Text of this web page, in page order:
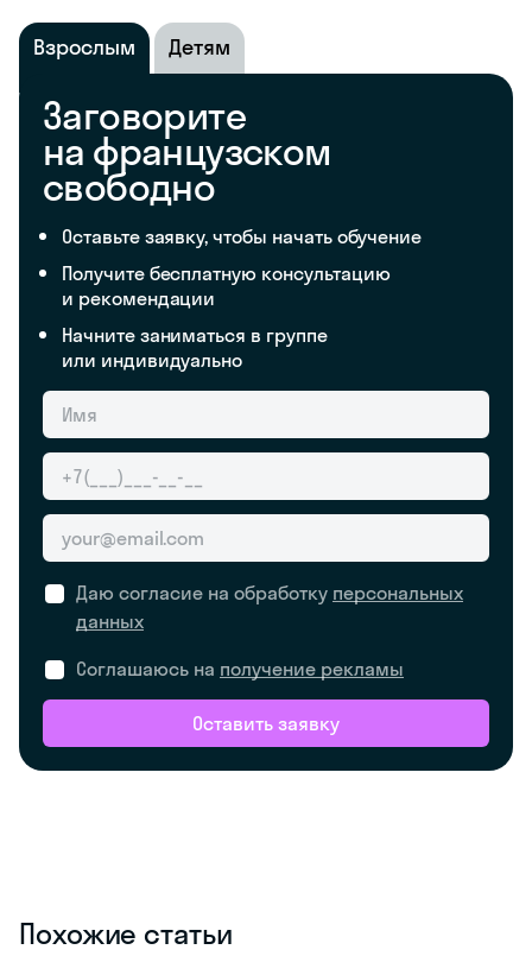
Взрослым Детям
Заговорите
на французском
свободно
Оставьте заявку, чтобы начать обучение
Получите бесплатную консультацию
и рекомендации
Начните заниматься в группе
или индивидуально
Даю согласие на обработку персональных
данных
Соглашаюсь на получение рекламы
Оставить заявку
Похожие статьи